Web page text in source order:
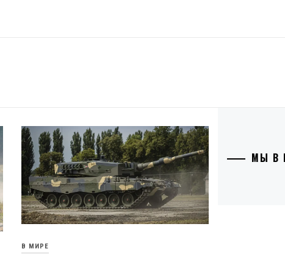
В МИРЕ
МЫ В